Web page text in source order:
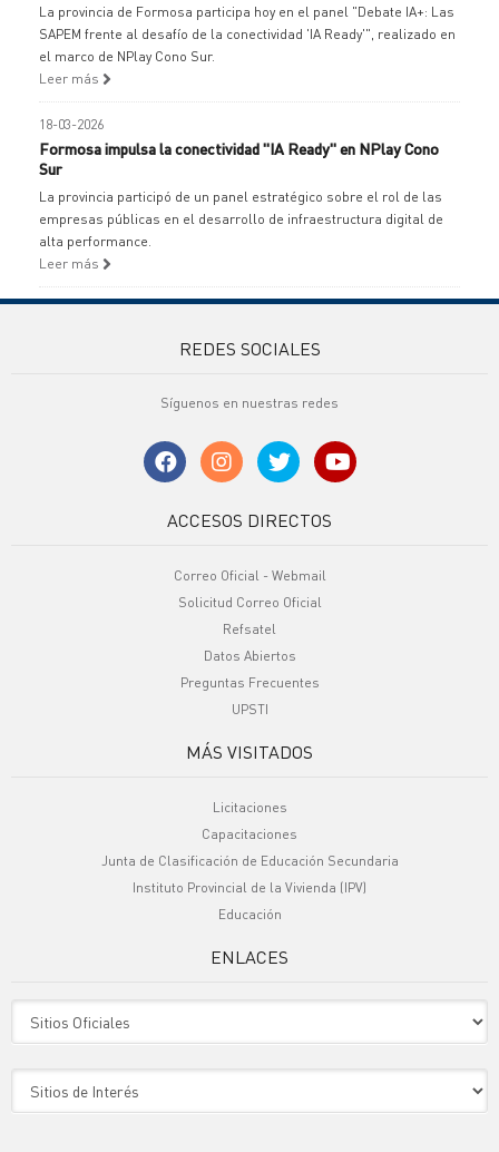
La provincia de Formosa participa hoy en el panel "Debate IA+: Las
SAPEM frente al desafío de la conectividad 'IA Ready'", realizado en
el marco de NPlay Cono Sur.
Leer más
18-03-2026
Formosa impulsa la conectividad "IA Ready" en NPlay Cono
Sur
La provincia participó de un panel estratégico sobre el rol de las
empresas públicas en el desarrollo de infraestructura digital de
alta performance.
Leer más
REDES SOCIALES
Síguenos en nuestras redes
ACCESOS DIRECTOS
Correo Oficial - Webmail
Solicitud Correo Oficial
Refsatel
Datos Abiertos
Preguntas Frecuentes
UPSTI
MÁS VISITADOS
Licitaciones
Capacitaciones
Junta de Clasificación de Educación Secundaria
Instituto Provincial de la Vivienda (IPV)
Educación
ENLACES